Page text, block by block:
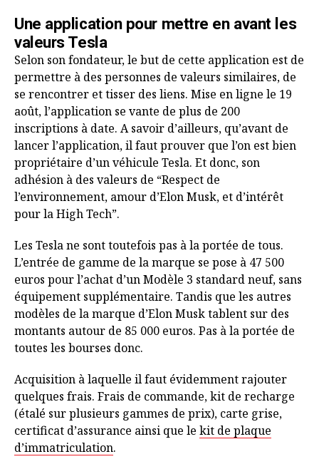
Une application pour mettre en avant les
valeurs Tesla
Selon son fondateur, le but de cette application est de
permettre à des personnes de valeurs similaires, de
se rencontrer et tisser des liens. Mise en ligne le 19
août, l’application se vante de plus de 200
inscriptions à date. A savoir d’ailleurs, qu’avant de
lancer l’application, il faut prouver que l’on est bien
propriétaire d’un véhicule Tesla. Et donc, son
adhésion à des valeurs de “Respect de
l’environnement, amour d’Elon Musk, et d’intérêt
pour la High Tech”.
Les Tesla ne sont toutefois pas à la portée de tous.
L’entrée de gamme de la marque se pose à 47 500
euros pour l’achat d’un Modèle 3 standard neuf, sans
équipement supplémentaire. Tandis que les autres
modèles de la marque d’Elon Musk tablent sur des
montants autour de 85 000 euros. Pas à la portée de
toutes les bourses donc.
Acquisition à laquelle il faut évidemment rajouter
quelques frais. Frais de commande, kit de recharge
(étalé sur plusieurs gammes de prix), carte grise,
certificat d’assurance ainsi que le kit de plaque
d’immatriculation.